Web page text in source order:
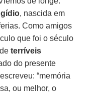
, nascida em
Como amigos
que foi o século
deterríveis
do presente
“memória
ou melhor, o